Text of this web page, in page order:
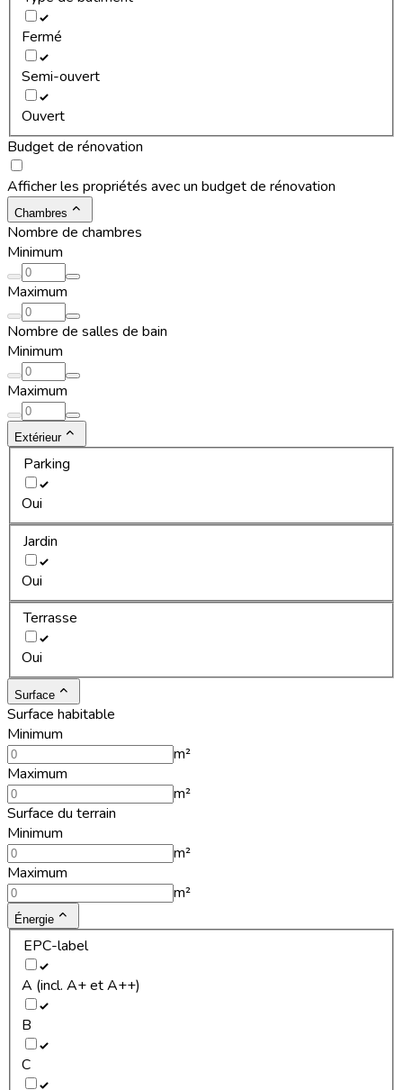
Fermé
Semi-ouvert
Ouvert
Budget de rénovation
Afficher les propriétés avec un budget de rénovation
Chambres
Nombre de chambres
Minimum
Maximum
Nombre de salles de bain
Minimum
Maximum
Extérieur
Parking
Oui
Jardin
Oui
Terrasse
Oui
Surface
Surface habitable
Minimum
m²
Maximum
m²
Surface du terrain
Minimum
m²
Maximum
m²
Énergie
EPC-label
A (incl. A+ et A++)
B
C